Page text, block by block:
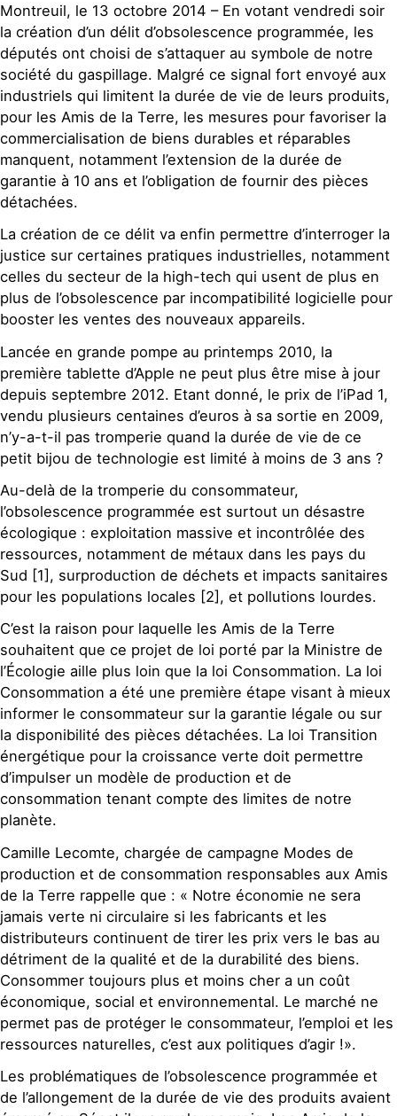
Montreuil, le 13 octobre 2014 – En votant vendredi soir
la création d’un délit d’obsolescence programmée, les
députés ont choisi de s’attaquer au symbole de notre
société du gaspillage. Malgré ce signal fort envoyé aux
industriels qui limitent la durée de vie de leurs produits,
pour les Amis de la Terre, les mesures pour favoriser la
commercialisation de biens durables et réparables
manquent, notamment l’extension de la durée de
garantie à 10 ans et l’obligation de fournir des pièces
détachées.
La création de ce délit va enfin permettre d’interroger la
justice sur certaines pratiques industrielles, notamment
celles du secteur de la high-tech qui usent de plus en
plus de l’obsolescence par incompatibilité logicielle pour
booster les ventes des nouveaux appareils.
Lancée en grande pompe au printemps 2010, la
première tablette d’Apple ne peut plus être mise à jour
depuis septembre 2012. Etant donné, le prix de l’iPad 1,
vendu plusieurs centaines d’euros à sa sortie en 2009,
n’y-a-t-il pas tromperie quand la durée de vie de ce
petit bijou de technologie est limité à moins de 3 ans ?
Au-delà de la tromperie du consommateur,
l’obsolescence programmée est surtout un désastre
écologique : exploitation massive et incontrôlée des
ressources, notamment de métaux dans les pays du
Sud [1], surproduction de déchets et impacts sanitaires
pour les populations locales [2], et pollutions lourdes.
C’est la raison pour laquelle les Amis de la Terre
souhaitent que ce projet de loi porté par la Ministre de
l’Écologie aille plus loin que la loi Consommation. La loi
Consommation a été une première étape visant à mieux
informer le consommateur sur la garantie légale ou sur
la disponibilité des pièces détachées. La loi Transition
énergétique pour la croissance verte doit permettre
d’impulser un modèle de production et de
consommation tenant compte des limites de notre
planète.
Camille Lecomte, chargée de campagne Modes de
production et de consommation responsables aux Amis
de la Terre rappelle que : « Notre économie ne sera
jamais verte ni circulaire si les fabricants et les
distributeurs continuent de tirer les prix vers le bas au
détriment de la qualité et de la durabilité des biens.
Consommer toujours plus et moins cher a un coût
économique, social et environnemental. Le marché ne
permet pas de protéger le consommateur, l’emploi et les
ressources naturelles, c’est aux politiques d’agir !».
Les problématiques de l’obsolescence programmée et
de l’allongement de la durée de vie des produits avaient